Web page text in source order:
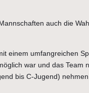
auch die
einem umfangreichen
war und das Team
bis C-Jugend)